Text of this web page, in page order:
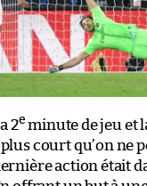
2e minute de jeu et
court qu’on ne
action était